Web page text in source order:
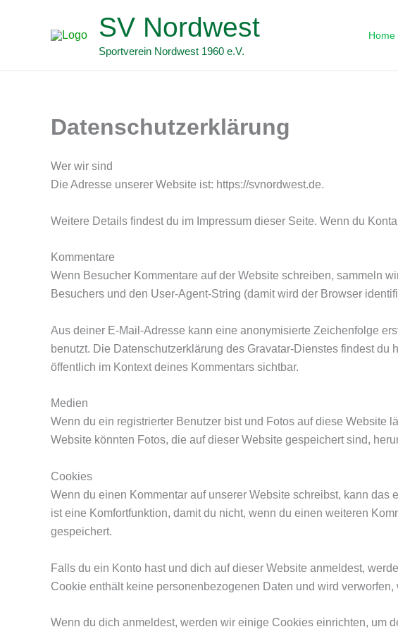
SV Nordwest
Sportverein Nordwest 1960 e.V.
Home
Datenschutzerklärung
Wer wir sind
Die Adresse unserer Website ist: https://svnordwest.de.
Weitere Details findest du im Impressum dieser Seite. Wenn du
Kommentare
Wenn Besucher Kommentare auf der Website schreiben, sammeln
Besuchers und den User-Agent-String (damit wird der Browser
Aus deiner E-Mail-Adresse kann eine anonymisierte Zeichenfolge
benutzt. Die Datenschutzerklärung des Gravatar-Dienstes findest
öffentlich im Kontext deines Kommentars sichtbar.
Medien
Wenn du ein registrierter Benutzer bist und Fotos auf diese Website
Website könnten Fotos, die auf dieser Website gespeichert sind,
Cookies
Wenn du einen Kommentar auf unserer Website schreibst, kann
ist eine Komfortfunktion, damit du nicht, wenn du einen weiteren
gespeichert.
Falls du ein Konto hast und dich auf dieser Website anmeldest,
Cookie enthält keine personenbezogenen Daten und wird
Wenn du dich anmeldest, werden wir einige Cookies einrichten, um